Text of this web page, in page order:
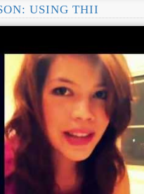
USING THII